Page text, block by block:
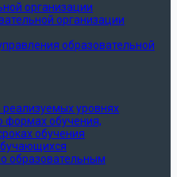
организации
организации
образовательной
уровнях
формах обучения,
обучения
образовательным